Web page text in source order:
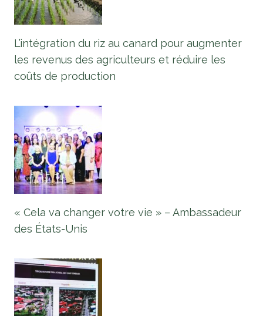
L’intégration du riz au canard pour augmenter
les revenus des agriculteurs et réduire les
coûts de production
« Cela va changer votre vie » – Ambassadeur
des États-Unis